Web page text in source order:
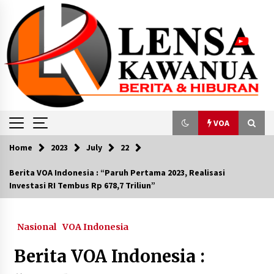
content
VOA
VOA
Perjuangan Guru Ngaji di Amerika
VOA Global Report: Idulfitri di AS dan Bisnis
Live Shopping Busana Muslim Indonesia
Home 2023 July 22
Berita VOA Indonesia : “Paruh Pertama 2023, Realisasi
Investasi RI Tembus Rp 678,7 Triliun”
Nasional VOA Indonesia
Berita VOA Indonesia :